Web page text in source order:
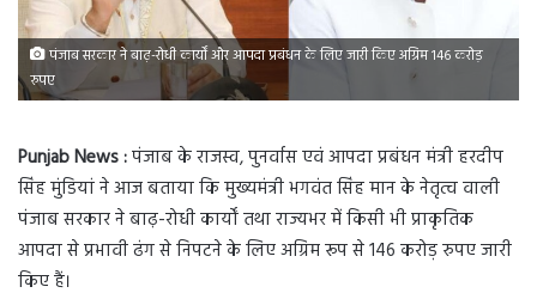
पंजाब सरकार ने बाढ़-रोधी कार्यों और आपदा प्रबंधन के लिए जारी किए अग्रिम 146 करोड़
रुपए
Punjab News :पंजाब के राजस्व, पुनर्वास एवं आपदा प्रबंधन मंत्री हरदीप
सिंह मुंडियां ने आज बताया कि मुख्यमंत्री भगवंत सिंह मान के नेतृत्व वाली
पंजाब सरकार ने बाढ़-रोधी कार्यों तथा राज्यभर में किसी भी प्राकृतिक
आपदा से प्रभावी ढंग से निपटने के लिए अग्रिम रूप से 146 करोड़ रुपए जारी
किए हैं।